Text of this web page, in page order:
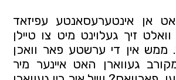
אן אינטערעסאנטע עפיזאד
זיך געלוינט מיט צו טיילן
ממש אין די ערשטע פאר וואכן
געווארן האט איינער מיר